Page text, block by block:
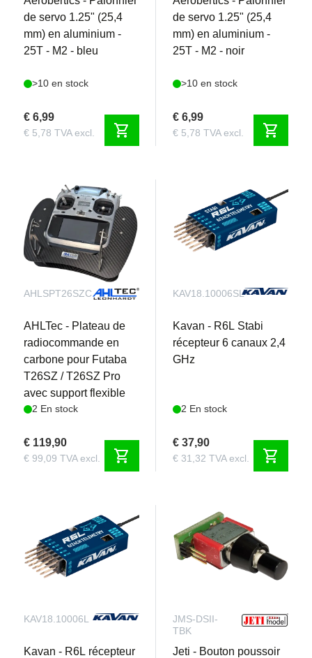
de servo 1.25" (25,4
mm) en aluminium -
25T - M2 - bleu
>10 en stock
€ 6,99
€ 5,78 TVA excl. shopping_cart
de servo 1.25" (25,4
mm) en aluminium -
25T - M2 - noir
>10 en stock
€ 6,99
€ 5,78 TVA excl. shopping_cart
AHLSPT26SZC
AHLTec - Plateau de
radiocommande en
carbone pour Futaba
T26SZ / T26SZ Pro
avec support flexible
2 En stock
€ 119,90
€ 99,09 TVA excl. shopping_cart
KAV18.10006SL
Kavan - R6L Stabi
récepteur 6 canaux 2,4
GHz
2 En stock
€ 37,90
€ 31,32 TVA excl. shopping_cart
KAV18.10006L
Kavan - R6L récepteur
JMS-DSII-
TBK
Jeti - Bouton poussoir